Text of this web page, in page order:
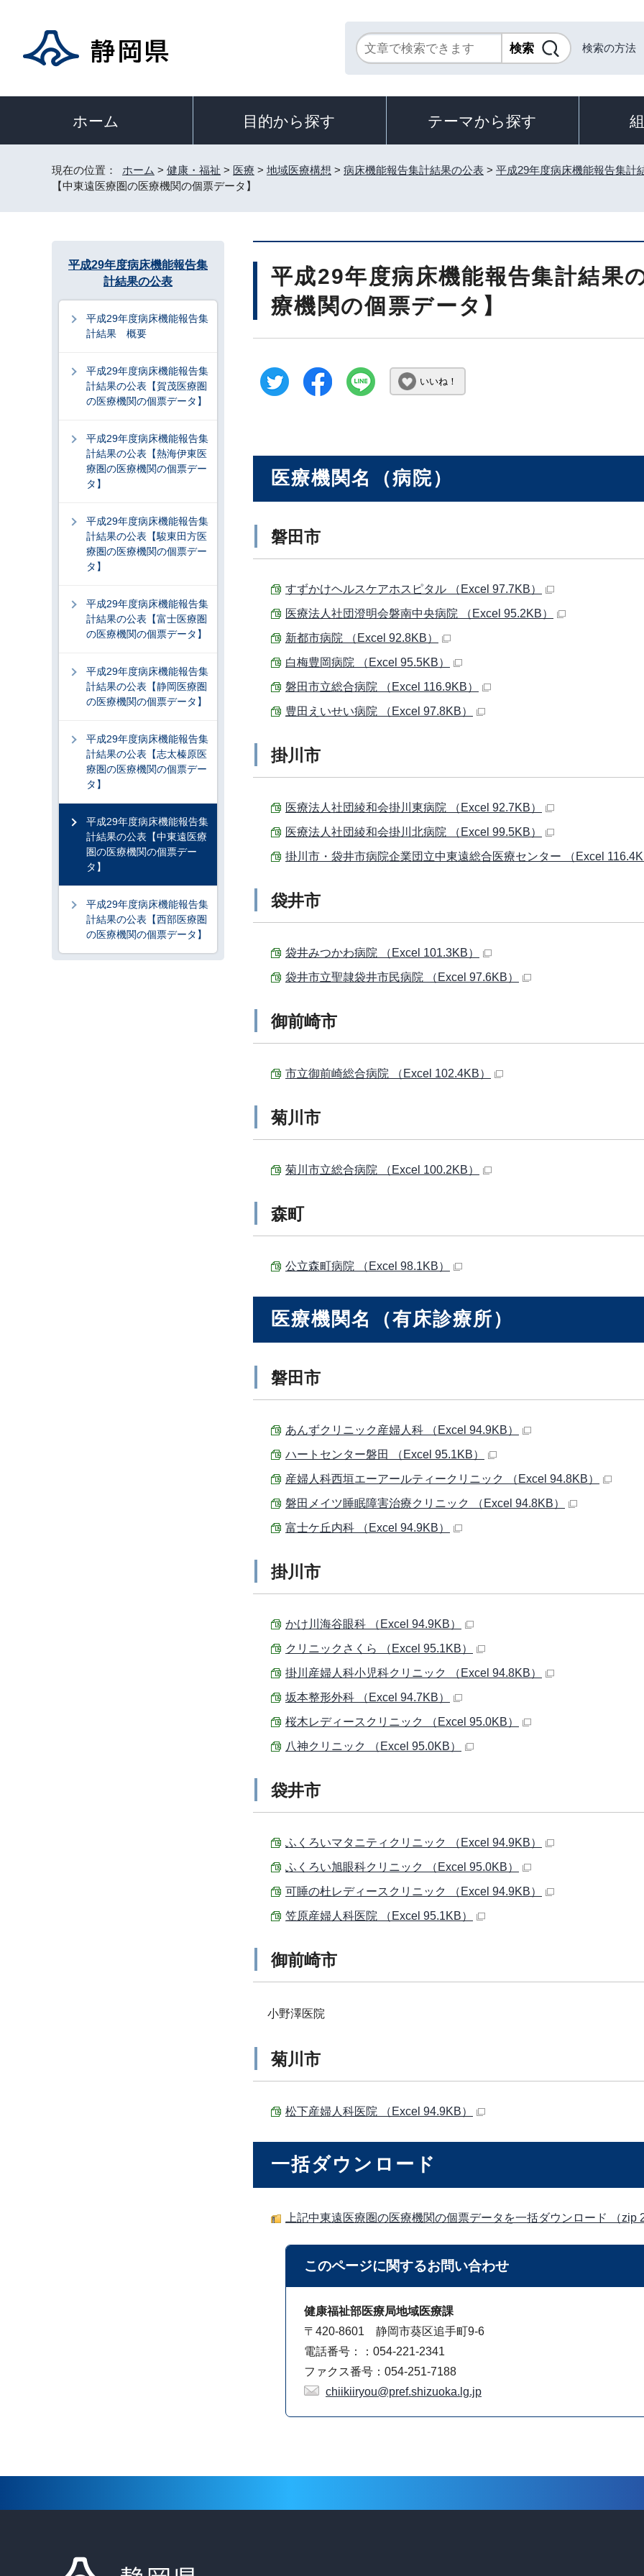
検索の方法
ホーム 目的から探す テーマから探す
現在の位置： ホーム > 健康・福祉 > 医療 > 地域医療構想 > 病床機能報告集計結果の公表 > 平成29年度病床機能報告集計
【中東遠医療圏の医療機関の個票データ】
平成29年度病床機能報告集計結果
療機関の個票データ】
いいね！
医療機関名（病院）
磐田市
すずかけヘルスケアホスピタル （Excel 97.7KB）
医療法人社団澄明会磐南中央病院 （Excel 95.2KB）
新都市病院 （Excel 92.8KB）
白梅豊岡病院 （Excel 95.5KB）
磐田市立総合病院 （Excel 116.9KB）
豊田えいせい病院 （Excel 97.8KB）
掛川市
医療法人社団綾和会掛川東病院 （Excel 92.7KB）
医療法人社団綾和会掛川北病院 （Excel 99.5KB）
掛川市・袋井市病院企業団立中東遠総合医療センター （Excel
袋井市
袋井みつかわ病院 （Excel 101.3KB）
袋井市立聖隷袋井市民病院 （Excel 97.6KB）
御前崎市
市立御前崎総合病院 （Excel 102.4KB）
菊川市
菊川市立総合病院 （Excel 100.2KB）
森町
公立森町病院 （Excel 98.1KB）
医療機関名（有床診療所）
磐田市
あんずクリニック産婦人科 （Excel 94.9KB）
ハートセンター磐田 （Excel 95.1KB）
産婦人科西垣エーアールティークリニック （Excel 94.8KB）
磐田メイツ睡眠障害治療クリニック （Excel 94.8KB）
富士ケ丘内科 （Excel 94.9KB）
掛川市
かけ川海谷眼科 （Excel 94.9KB）
クリニックさくら （Excel 95.1KB）
掛川産婦人科小児科クリニック （Excel 94.8KB）
坂本整形外科 （Excel 94.7KB）
桜木レディースクリニック （Excel 95.0KB）
八神クリニック （Excel 95.0KB）
袋井市
ふくろいマタニティクリニック （Excel 94.9KB）
ふくろい旭眼科クリニック （Excel 95.0KB）
可睡の杜レディースクリニック （Excel 94.9KB）
笠原産婦人科医院 （Excel 95.1KB）
御前崎市
小野澤医院
菊川市
松下産婦人科医院 （Excel 94.9KB）
一括ダウンロード
上記中東遠医療圏の医療機関の個票データを一括ダウンロード （zip
このページに関するお問い合わせ
健康福祉部医療局地域医療課
〒420-8601 静岡市葵区追手町9-6
電話番号：：054-221-2341
ファクス番号：054-251-7188
chiikiiryou@pref.shizuoka.lg.jp
平成29年度病床機能報告集
計結果の公表
平成29年度病床機能報告集
計結果 概要
平成29年度病床機能報告集
計結果の公表【賀茂医療圏
の医療機関の個票データ】
平成29年度病床機能報告集
計結果の公表【熱海伊東医
療圏の医療機関の個票デー
タ】
平成29年度病床機能報告集
計結果の公表【駿東田方医
療圏の医療機関の個票デー
タ】
平成29年度病床機能報告集
計結果の公表【富士医療圏
の医療機関の個票データ】
平成29年度病床機能報告集
計結果の公表【静岡医療圏
の医療機関の個票データ】
平成29年度病床機能報告集
計結果の公表【志太榛原医
療圏の医療機関の個票デー
タ】
平成29年度病床機能報告集
計結果の公表【中東遠医療
圏の医療機関の個票デー
タ】
平成29年度病床機能報告集
計結果の公表【西部医療圏
の医療機関の個票データ】